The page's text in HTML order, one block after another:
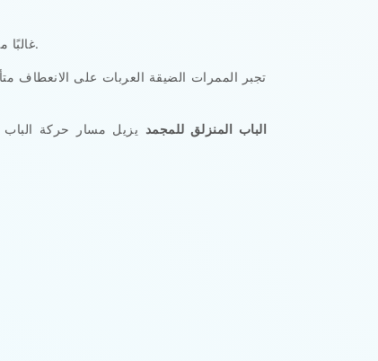
غالبًا ما يُلقى باللوم في الاصطدامات على الموظفين المهملين. لكن من واقع الخبرة العملية، عادةً ما تتحمل هندسة المدخل مسؤولية أكبر.
تجبر الممرات الضيقة العربات على الانعطاف
الباب المنزلق للمجمد يزيل مسار حركة